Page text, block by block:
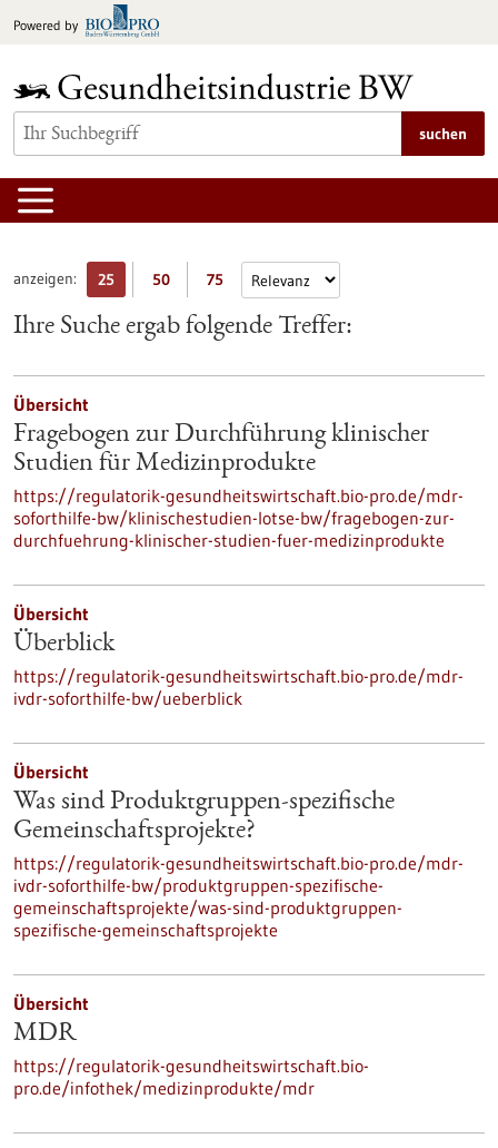
Inhalt
Powered by
suchen
anzeigen: 25 50 75
Ihre Suche ergab folgende Treffer:
Übersicht
Fragebogen zur Durchführung klinischer
Studien für Medizinprodukte
https://regulatorik-gesundheitswirtschaft.bio-pro.de/mdr-
soforthilfe-bw/klinischestudien-lotse-bw/fragebogen-zur-
durchfuehrung-klinischer-studien-fuer-medizinprodukte
Übersicht
Überblick
https://regulatorik-gesundheitswirtschaft.bio-pro.de/mdr-
ivdr-soforthilfe-bw/ueberblick
Übersicht
Was sind Produktgruppen-spezifische
Gemeinschaftsprojekte?
https://regulatorik-gesundheitswirtschaft.bio-pro.de/mdr-
ivdr-soforthilfe-bw/produktgruppen-spezifische-
gemeinschaftsprojekte/was-sind-produktgruppen-
spezifische-gemeinschaftsprojekte
Übersicht
MDR
https://regulatorik-gesundheitswirtschaft.bio-
pro.de/infothek/medizinprodukte/mdr